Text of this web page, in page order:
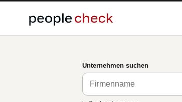
Unternehmen suchen